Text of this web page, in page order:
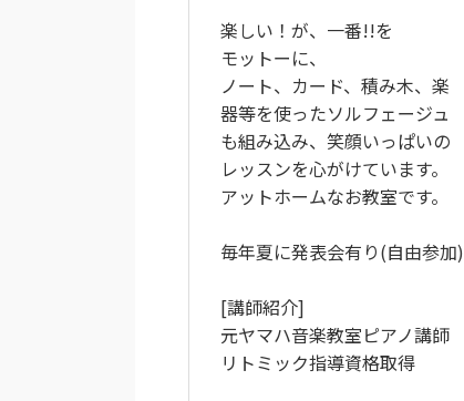
楽しい！が、一番!!を
モットーに、
ノート、カード、積み木、楽
器等を使ったソルフェージュ
も組み込み、笑顔いっぱいの
レッスンを心がけています。
アットホームなお教室です。
毎年夏に発表会有り(自由参加)
[講師紹介]
元ヤマハ音楽教室ピアノ講師
リトミック指導資格取得